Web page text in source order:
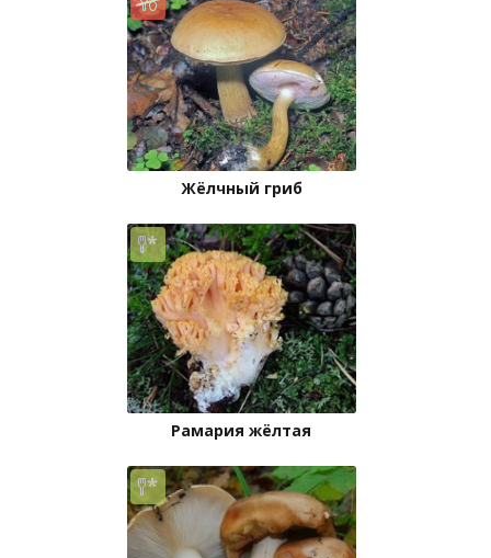
Жёлчный гриб
Рамария жёлтая